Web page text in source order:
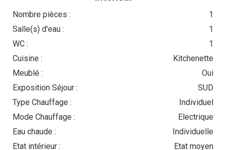
Nombre pièces :
1
Salle(s) d'eau :
1
WC :
1
Cuisine :
Kitchenette
Meublé :
Oui
Exposition Séjour :
SUD
Type Chauffage :
Individuel
Mode Chauffage :
Electrique
Eau chaude :
Individuelle
Etat intérieur :
Etat moyen